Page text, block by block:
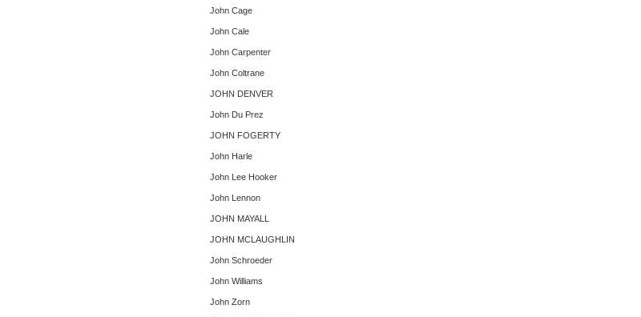
John Cage
John Cale
John Carpenter
John Coltrane
JOHN DENVER
John Du Prez
JOHN FOGERTY
John Harle
John Lee Hooker
John Lennon
JOHN MAYALL
JOHN MCLAUGHLIN
John Schroeder
John Williams
John Zorn